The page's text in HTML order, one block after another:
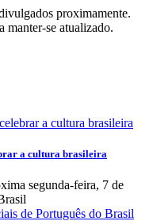
proximamente.
manter-se atualizado.
a cultura brasileira
a cultura brasileira
segunda-feira, 7 de
de Português do Brasil